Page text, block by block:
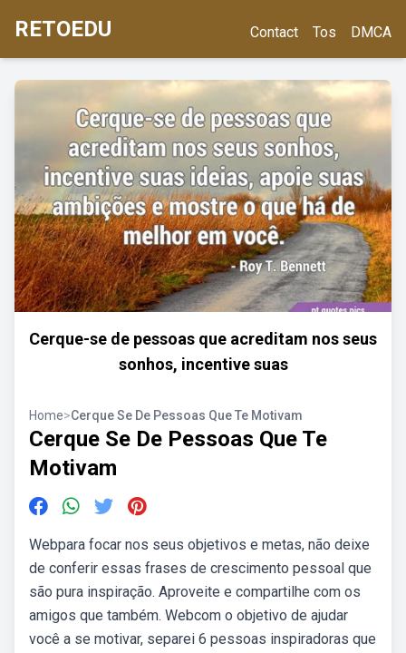
RETOEDU Contact Tos DMCA
Cerque-se de pessoas que acreditam nos seus
sonhos, incentive suas
Home>Cerque Se De Pessoas Que Te Motivam
Cerque Se De Pessoas Que Te
Motivam
Webpara focar nos seus objetivos e metas, não deixe
de conferir essas frases de crescimento pessoal que
são pura inspiração. Aproveite e compartilhe com os
amigos que também. Webcom o objetivo de ajudar
você a se motivar, separei 6 pessoas inspiradoras que